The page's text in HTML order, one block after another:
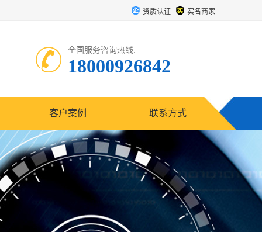
资质认证 实名商家
全国服务咨询热线:
18000926842
客户案例 联系方式